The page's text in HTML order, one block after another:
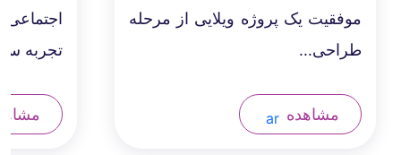
موفقیت یک پروژه ویلایی از مرحله
طراحی...
مشاهده
تجربه